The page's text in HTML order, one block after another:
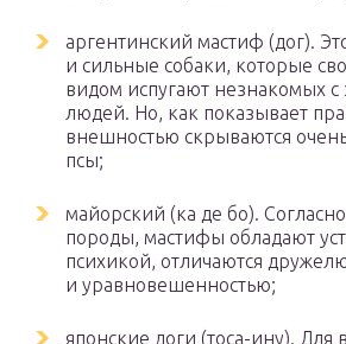
аргентинский мастиф (дог).
и сильные собаки, которые
видом испугают незнакомых с
людей. Но, как показывает
внешностью скрываются
псы;
майорский (ка де бо).
породы, мастифы обладают
психикой, отличаются
и уравновешенностью;
японские доги (тоса-ину). Для